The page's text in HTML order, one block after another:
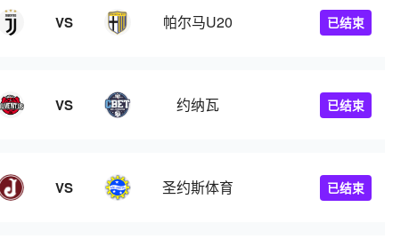
VS 帕尔马U20 已结束
VS 约纳瓦 已结束
VS 圣约斯体育 已结束